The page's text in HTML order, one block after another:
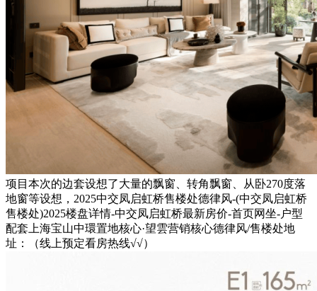
项目本次的边套设想了大量的飘窗、转角飘窗、从卧270度落
地窗等设想，2025中交凤启虹桥售楼处德律风-(中交凤启虹桥
售楼处)2025楼盘详情-中交凤启虹桥最新房价-首页网坐-户型
配套上海宝山中環置地核心·望雲营销核心德律风/售楼处地
址：（线上预定看房热线√√）